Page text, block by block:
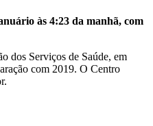
às 4:23 da manhã, com
dos Serviços de Saúde, em
com 2019. O Centro